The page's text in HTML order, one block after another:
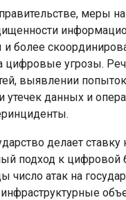
меры
и более
цифровые угрозы.
выявлении
утечек данных и
делает ставку
подход к цифровой
число атак на